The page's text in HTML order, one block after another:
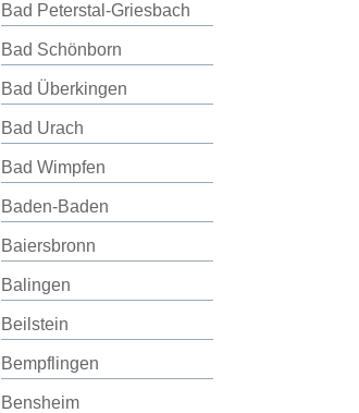
Bad Peterstal-Griesbach
Bad Schönborn
Bad Überkingen
Bad Urach
Bad Wimpfen
Baden-Baden
Baiersbronn
Balingen
Beilstein
Bempflingen
Bensheim